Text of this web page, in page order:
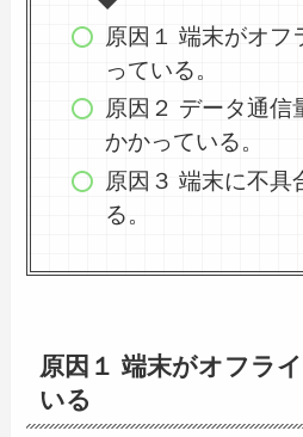
原因１ 端末がオフ
っている。
原因２ データ通信
かかっている。
原因３ 端末に不具
る。
原因１ 端末がオフラ
いる